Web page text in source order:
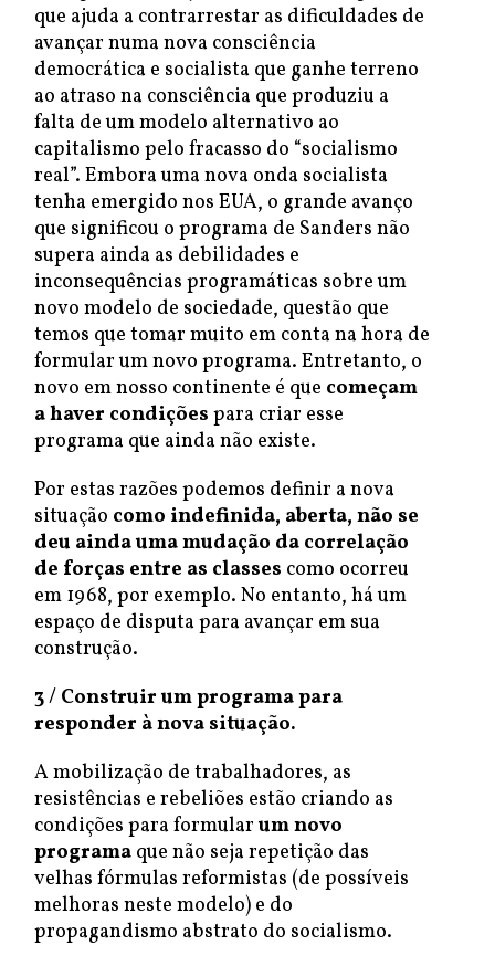
que ajuda a contrarrestar as dificuldades de
avançar numa nova consciência
democrática e socialista que ganhe terreno
ao atraso na consciência que produziu a
falta de um modelo alternativo ao
capitalismo pelo fracasso do “socialismo
real”. Embora uma nova onda socialista
tenha emergido nos EUA, o grande avanço
que significou o programa de Sanders não
supera ainda as debilidades e
inconsequências programáticas sobre um
novo modelo de sociedade, questão que
temos que tomar muito em conta na hora de
formular um novo programa. Entretanto, o
novo em nosso continente é que começam
a haver condições para criar esse
programa que ainda não existe.
Por estas razões podemos definir a nova
situação como indefinida, aberta, não se
deu ainda uma mudação da correlação
de forças entre as classes como ocorreu
em 1968, por exemplo. No entanto, há um
espaço de disputa para avançar em sua
construção.
3 / Construir umprograma para
responder à nova situação.
A mobilização de trabalhadores, as
resistências e rebeliões estão criando as
condições para formular um novo
programa que não seja repetição das
velhas fórmulas reformistas (de possíveis
melhoras neste modelo) e do
propagandismo abstrato do socialismo.